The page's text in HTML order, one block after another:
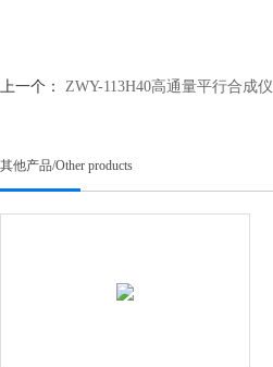
上一个： ZWY-113H40高通量平行合成仪
其他产品/Other products